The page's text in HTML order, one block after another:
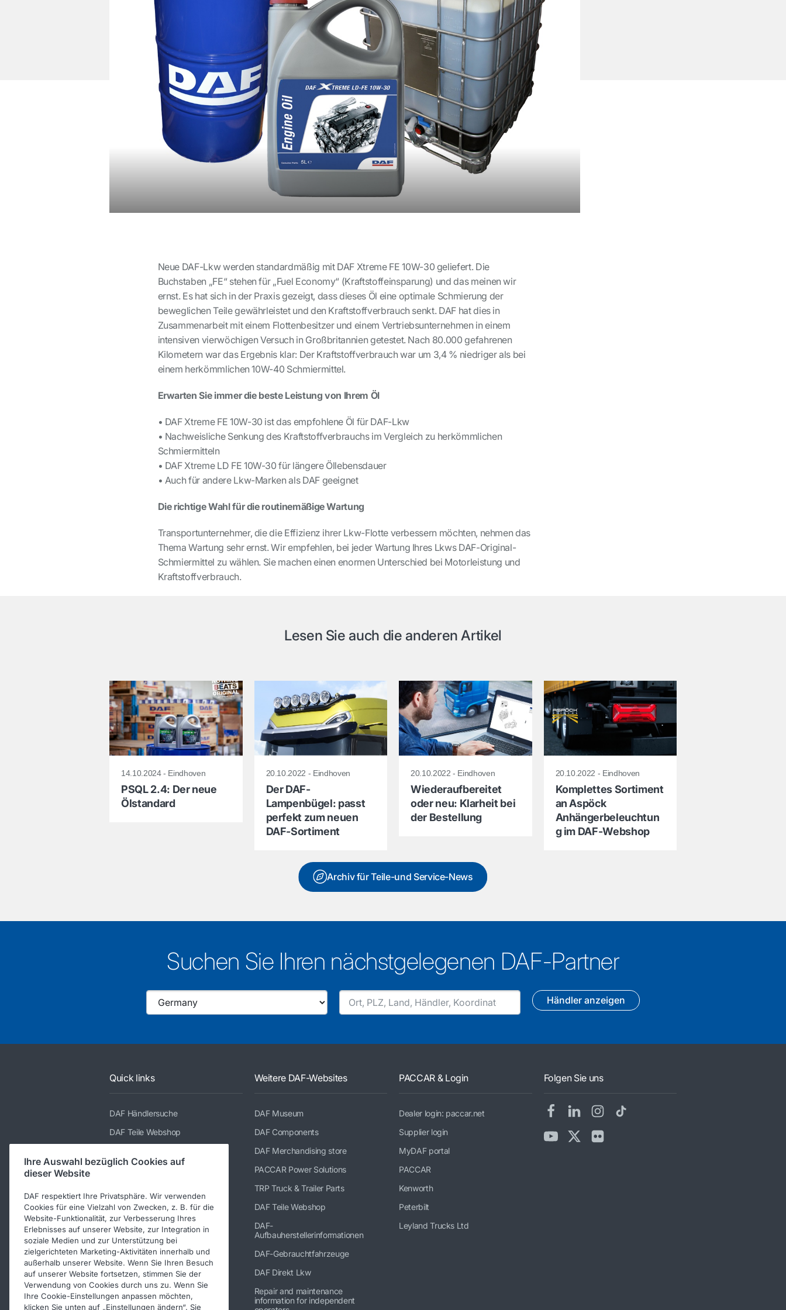
Neue DAF-Lkw werden standardmäßig mit DAF Xtreme FE 10W-30 geliefert. Die
Buchstaben „FE“ stehen für „Fuel Economy“ (Kraftstoffeinsparung) und das meinen wir
ernst. Es hat sich in der Praxis gezeigt, dass dieses Öl eine optimale Schmierung der
beweglichen Teile gewährleistet und den Kraftstoffverbrauch senkt. DAF hat dies in
Zusammenarbeit mit einem Flottenbesitzer und einem Vertriebsunternehmen in einem
intensiven vierwöchigen Versuch in Großbritannien getestet. Nach 80.000 gefahrenen
Kilometern war das Ergebnis klar: Der Kraftstoffverbrauch war um 3,4 % niedriger als bei
einem herkömmlichen 10W-40 Schmiermittel.
Erwarten Sie immer die beste Leistung von Ihrem Öl
• DAF Xtreme FE 10W-30 ist das empfohlene Öl für DAF-Lkw
• Nachweisliche Senkung des Kraftstoffverbrauchs im Vergleich zu herkömmlichen
Schmiermitteln
• DAF Xtreme LD FE 10W-30 für längere Öllebensdauer
• Auch für andere Lkw-Marken als DAF geeignet
Die richtige Wahl für die routinemäßige Wartung
Transportunternehmer, die die Effizienz ihrer Lkw-Flotte verbessern möchten, nehmen das
Thema Wartung sehr ernst. Wir empfehlen, bei jeder Wartung Ihres Lkws DAF-Original-
Schmiermittel zu wählen. Sie machen einen enormen Unterschied bei Motorleistung und
Kraftstoffverbrauch.
Lesen Sie auch die anderen Artikel
14.10.2024 - Eindhoven
PSQL 2.4: Der neue
Ölstandard
20.10.2022 - Eindhoven
Der DAF-
Lampenbügel: passt
perfekt zum neuen
DAF-Sortiment
20.10.2022 - Eindhoven
Wiederaufbereitet
oder neu: Klarheit bei
der Bestellung
20.10.2022 - Eindhoven
Komplettes Sortiment
an Aspöck
Anhängerbeleuchtun
g im DAF-Webshop
Archiv für Teile-und Service-News
Suchen Sie Ihren nächstgelegenen DAF-Partner
Händler anzeigen
Quick links
DAF Händlersuche
DAF Teile Webshop
TRP katalog
paccarparts.com
Warranty conditions
Weitere DAF-Websites
DAF Museum
DAF Components
DAF Merchandising store
PACCAR Power Solutions
TRP Truck & Trailer Parts
DAF Teile Webshop
DAF-
Aufbauherstellerinformationen
DAF-Gebrauchtfahrzeuge
DAF Direkt Lkw
Repair and maintenance
information for independent
PACCAR & Login
Dealer login: paccar.net
Supplier login
MyDAF portal
PACCAR
Kenworth
Peterbilt
Leyland Trucks Ltd
Folgen Sie uns
Ihre Auswahl bezüglich Cookies auf
dieser Website
DAF respektiert Ihre Privatsphäre. Wir verwenden
Cookies für eine Vielzahl von Zwecken, z. B. für die
Website-Funktionalität, zur Verbesserung Ihres
Erlebnisses auf unserer Website, zur Integration in
soziale Medien und zur Unterstützung bei
zielgerichteten Marketing-Aktivitäten innerhalb und
außerhalb unserer Website. Wenn Sie Ihren Besuch
auf unserer Website fortsetzen, stimmen Sie der
Verwendung von Cookies durch uns zu. Wenn Sie
Ihre Cookie-Einstellungen anpassen möchten,
klicken Sie unten auf „Einstellungen ändern“. Sie